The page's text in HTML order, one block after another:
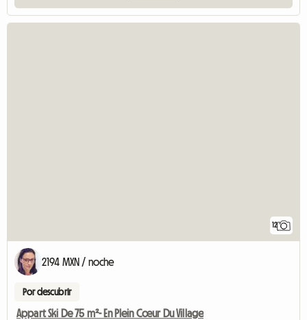
12
2194 MXN / noche
Por descubrir
Appart Ski De 75 m²- En Plein Cœur Du Village